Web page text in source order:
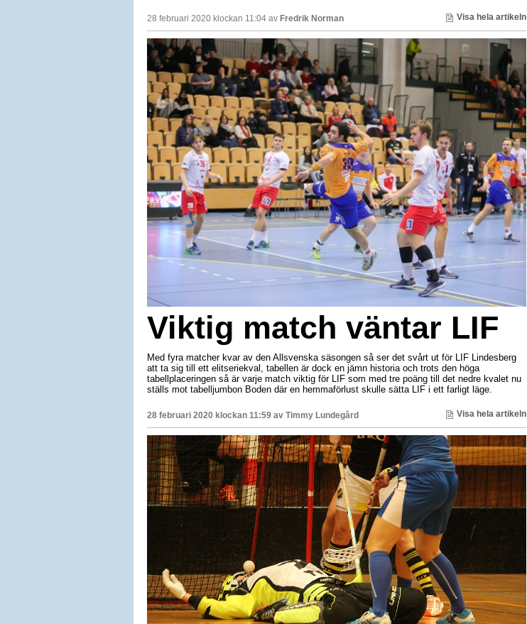
28 februari 2020 klockan 11:04 av Fredrik Norman Visa hela artikeln
Viktig match väntar LIF
Med fyra matcher kvar av den Allsvenska säsongen så ser det svårt ut för LIF Lindesberg
att ta sig till ett elitseriekval, tabellen är dock en jämn historia och trots den höga
tabellplaceringen så är varje match viktig för LIF som med tre poäng till det nedre kvalet nu
ställs mot tabelljumbon Boden där en hemmaförlust skulle sätta LIF i ett farligt läge.
28 februari 2020 klockan 11:59 av Timmy Lundegård Visa hela artikeln